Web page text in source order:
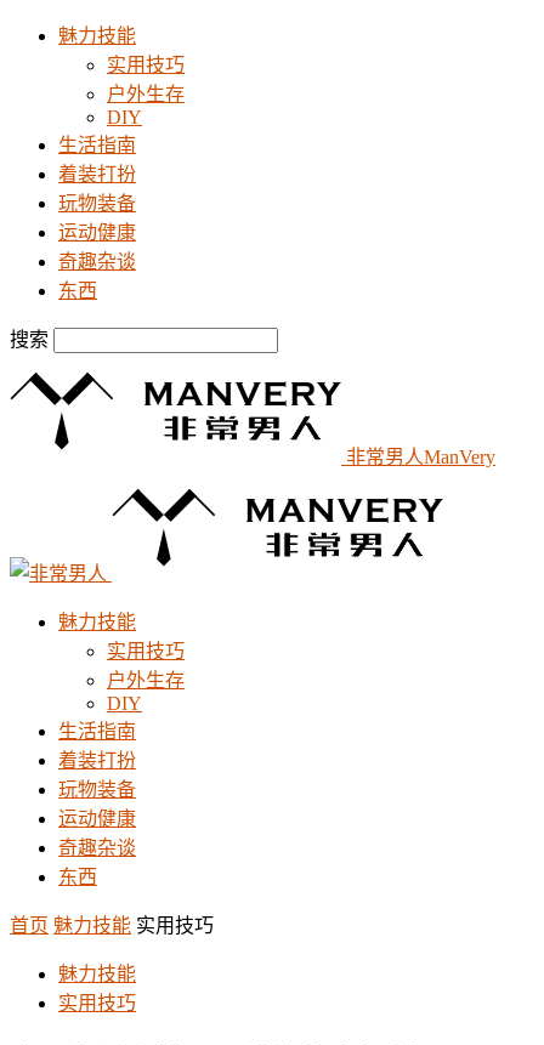
魅力技能
实用技巧
户外生存
DIY
生活指南
着装打扮
玩物装备
运动健康
奇趣杂谈
东西
搜索
非常男人ManVery
魅力技能
实用技巧
户外生存
DIY
生活指南
着装打扮
玩物装备
运动健康
奇趣杂谈
东西
首页 魅力技能 实用技巧
魅力技能
实用技巧